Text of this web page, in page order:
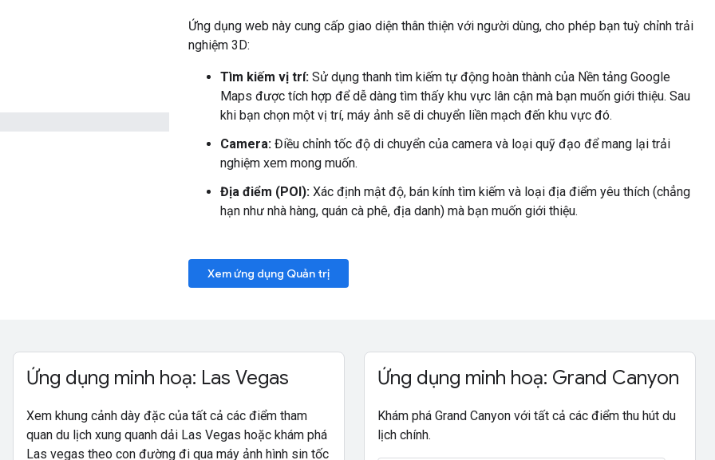
Ứng dụng web này cung cấp giao diện thân thiện với người dùng, cho phép bạn tuỳ chỉnh trải
nghiệm 3D:
Tìm kiếm vị trí: Sử dụng thanh tìm kiếm tự động hoàn thành của Nền tảng Google
Maps được tích hợp để dễ dàng tìm thấy khu vực lân cận mà bạn muốn giới thiệu. Sau
khi bạn chọn một vị trí, máy ảnh sẽ di chuyển liền mạch đến khu vực đó.
Camera: Điều chỉnh tốc độ di chuyển của camera và loại quỹ đạo để mang lại trải
nghiệm xem mong muốn.
Địa điểm (POI): Xác định mật độ, bán kính tìm kiếm và loại địa điểm yêu thích (chẳng
hạn như nhà hàng, quán cà phê, địa danh) mà bạn muốn giới thiệu.
Xem ứng dụng Quản trị
Ứng dụng minh hoạ: Las Vegas
Xem khung cảnh dày đặc của tất cả các điểm tham
quan du lịch xung quanh dải Las Vegas hoặc khám phá
Las vegas theo con đường đi qua máy ảnh hình sin tốc
Ứng dụng minh hoạ: Grand Canyon
Khám phá Grand Canyon với tất cả các điểm thu hút du
lịch chính.